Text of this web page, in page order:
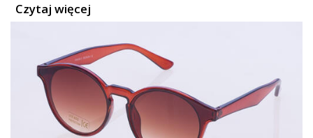
Czytaj więcej